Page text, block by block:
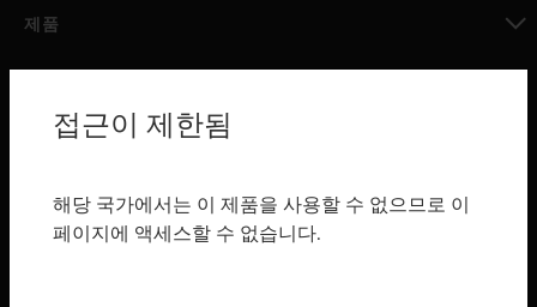
제품
toggle view
toggle view
toggle view
산업 분야
접근이 제한됨
해당 국가에서는 이 제품을 사용할 수 없으므로 이
페이지에 액세스할 수 없습니다.